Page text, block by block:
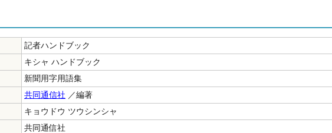
記者ハンドブック
キシャ ハンドブック
新聞用字用語集
共同通信社 ／編著
キョウドウ ツウシンシャ
共同通信社